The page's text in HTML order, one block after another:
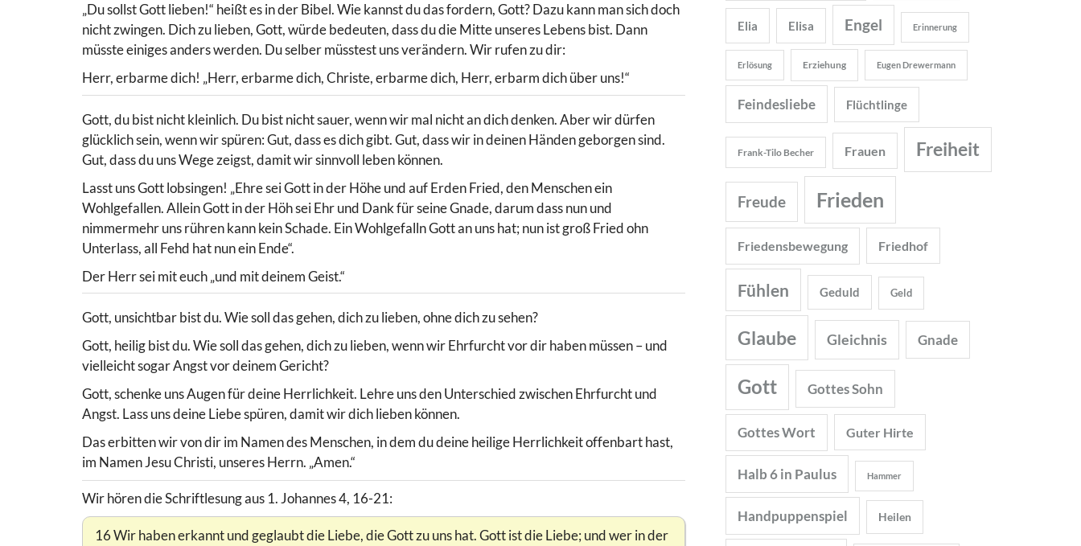
„Du sollst Gott lieben!“ heißt es in der Bibel. Wie kannst du das fordern, Gott? Dazu kann man sich doch
nicht zwingen. Dich zu lieben, Gott, würde bedeuten, dass du die Mitte unseres Lebens bist. Dann
müsste einiges anders werden. Du selber müsstest uns verändern. Wir rufen zu dir:
Herr, erbarme dich! „Herr, erbarme dich, Christe, erbarme dich, Herr, erbarm dich über uns!“
Gott, du bist nicht kleinlich. Du bist nicht sauer, wenn wir mal nicht an dich denken. Aber wir dürfen
glücklich sein, wenn wir spüren: Gut, dass es dich gibt. Gut, dass wir in deinen Händen geborgen sind.
Gut, dass du uns Wege zeigst, damit wir sinnvoll leben können.
Lasst uns Gott lobsingen! „Ehre sei Gott in der Höhe und auf Erden Fried, den Menschen ein
Wohlgefallen. Allein Gott in der Höh sei Ehr und Dank für seine Gnade, darum dass nun und
nimmermehr uns rühren kann kein Schade. Ein Wohlgefalln Gott an uns hat; nun ist groß Fried ohn
Unterlass, all Fehd hat nun ein Ende“.
Der Herr sei mit euch „und mit deinem Geist.“
Gott, unsichtbar bist du. Wie soll das gehen, dich zu lieben, ohne dich zu sehen?
Gott, heilig bist du. Wie soll das gehen, dich zu lieben, wenn wir Ehrfurcht vor dir haben müssen – und
vielleicht sogar Angst vor deinem Gericht?
Gott, schenke uns Augen für deine Herrlichkeit. Lehre uns den Unterschied zwischen Ehrfurcht und
Angst. Lass uns deine Liebe spüren, damit wir dich lieben können.
Das erbitten wir von dir im Namen des Menschen, in dem du deine heilige Herrlichkeit offenbart hast,
im Namen Jesu Christi, unseres Herrn. „Amen.“
Wir hören die Schriftlesung aus 1. Johannes 4, 16-21:
16 Wir haben erkannt und geglaubt die Liebe, die Gott zu uns hat. Gott ist die Liebe; und wer in der
Elia Elisa Engel Erinnerung
Erlösung Erziehung Eugen Drewermann
Feindesliebe Flüchtlinge
Frank-Tilo Becher Frauen Freiheit
Freude Frieden
Friedensbewegung Friedhof
Fühlen Geduld Geld
Glaube Gleichnis Gnade
Gott Gottes Sohn
Gottes Wort Guter Hirte
Halb 6 in Paulus Hammer
Handpuppenspiel Heilen